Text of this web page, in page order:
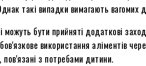
такі випадки вимагають вагомих
можуть бути прийняті додаткові
використання аліментів
пов'язані з потребами дитини.